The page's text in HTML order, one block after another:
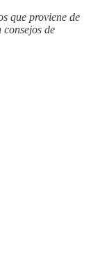
que proviene de
consejos de